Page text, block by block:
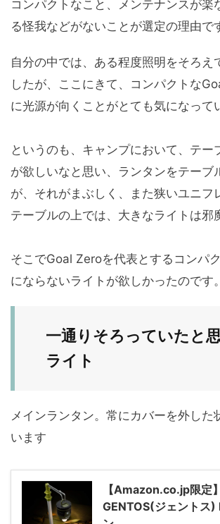
コンパクトなこと、メンテナンスが楽
る怪我などがないことが選定の理由で
自分の中では、ある程度照明をそろえ
したが、ここにきて、コンパクトな
に光源が向くことがとても気になって
というのも、キャンプにおいて、テー
が欲しいなと思い、ランタンをテーブ
が、それがまぶしく、また狭いユニフ
テーブルの上では、大きなライトは邪
そこでGoal Zeroを代表とするコンパ
にならないライトが欲しかったのです。
一通りそろっていたと
ライト
メインランタン。常にカバーを外した
います
【Amazon.co.jp限定】
GENTOS(ジェントス)